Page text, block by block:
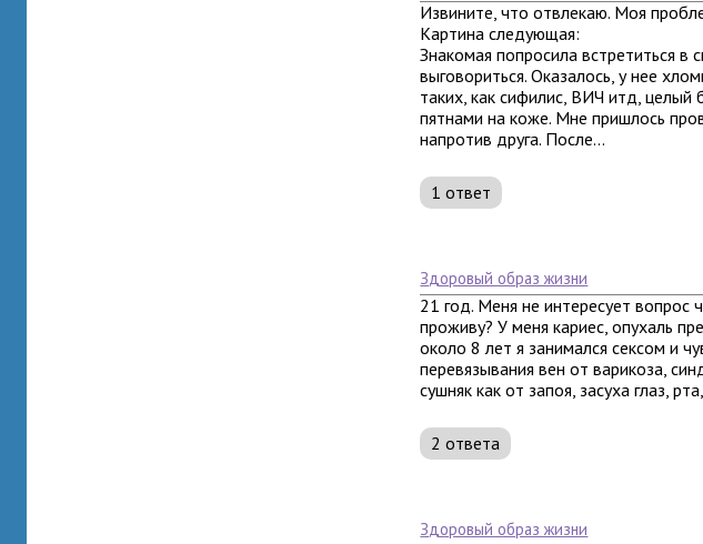
Извините, что отвлекаю. Моя
Картина следующая:
Знакомая попросила встретиться в
выговориться. Оказалось, у нее
таких, как сифилис, ВИЧ итд,
пятнами на коже. Мне пришлось
напротив друга. После...
1 ответ
здоровый образ жизни
21 год. Меня не интересует вопрос
проживу? У меня кариес, опухаль
около 8 лет я занимался сексом и
перевязывания вен от варикоза,
сушняк как от запоя, засуха глаз,
2 ответа
здоровый образ жизни